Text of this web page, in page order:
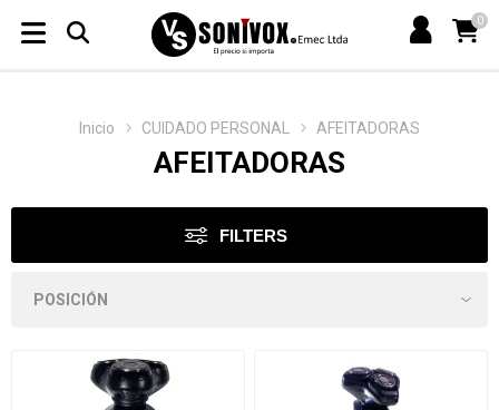
0
Inicio CUIDADO PERSONAL AFEITADORAS
AFEITADORAS
FILTERS